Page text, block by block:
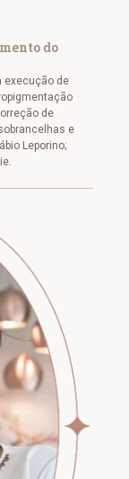
do
execução de
de
e
Leporino;